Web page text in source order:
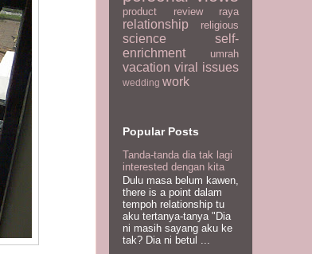
product review raya
relationship religious
science
self-
enrichment
umrah
vacation viral issues
wedding work
Popular Posts
Tanda-tanda dia tak lagi
interested dengan kita
Dulu masa belum kawen,
there is a point dalam
tempoh relationship tu
aku tertanya-tanya "Dia
ni masih sayang aku ke
tak? Dia ni betul ...